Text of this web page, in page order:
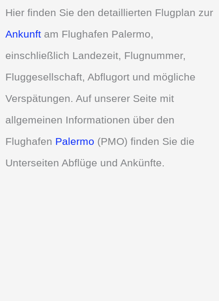
Hier finden Sie den detaillierten Flugplan zur
Ankunft am Flughafen Palermo,
einschließlich Landezeit, Flugnummer,
Fluggesellschaft, Abflugort und mögliche
Verspätungen. Auf unserer Seite mit
allgemeinen Informationen über den
Flughafen Palermo (PMO) finden Sie die
Unterseiten Abflüge und Ankünfte.